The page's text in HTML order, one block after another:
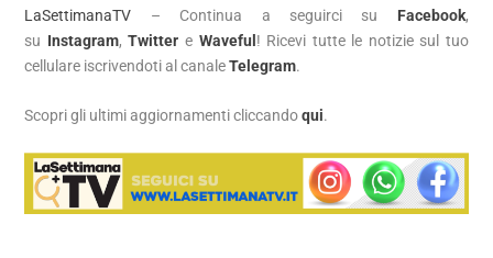
LaSettimanaTV – Continua a seguirci su Facebook,
su Instagram,Twitter e Waveful! Ricevi tutte le notizie sul tuo
cellulare iscrivendoti al canaleTelegram.
Scopri gli ultimi aggiornamenti cliccandoqui.